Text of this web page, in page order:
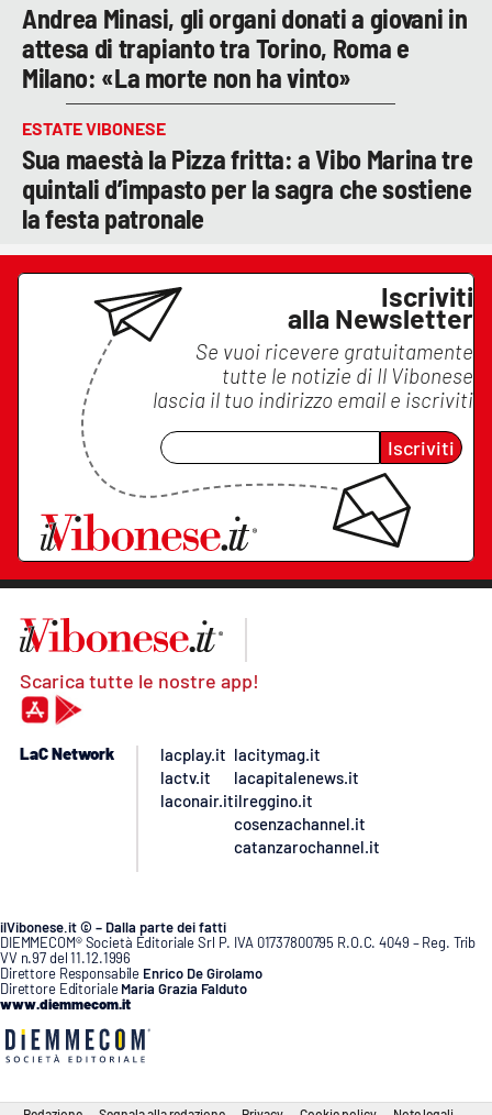
Andrea Minasi, gli organi donati a giovani in
attesa di trapianto tra Torino, Roma e
Milano: «La morte non ha vinto»
ESTATE VIBONESE
Sua maestà la Pizza fritta: a Vibo Marina tre
quintali d’impasto per la sagra che sostiene
la festa patronale
Iscriviti
alla Newsletter
Se vuoi ricevere gratuitamente
tutte le notizie di Il Vibonese
lascia il tuo indirizzo email e iscriviti
Iscriviti
Scarica tutte le nostre app!
LaC Network
lacplay.it
lactv.it
laconair.it
lacitymag.it
lacapitalenews.it
ilreggino.it
cosenzachannel.it
catanzarochannel.it
ilVibonese.it © – Dalla parte dei fatti
DIEMMECOM® Società Editoriale Srl P. IVA 01737800795 R.O.C. 4049 – Reg. Trib
VV n.97 del 11.12.1996
Direttore Responsabile Enrico De Girolamo
Direttore Editoriale Maria Grazia Falduto
www.diemmecom.it